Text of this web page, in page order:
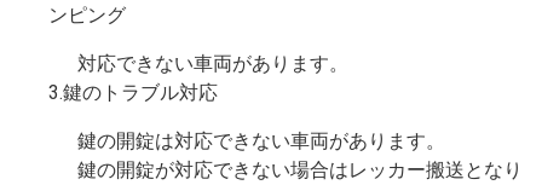
ンピング
対応できない車両があります。
3.鍵のトラブル対応
鍵の開錠は対応できない車両があります。
鍵の開錠が対応できない場合はレッカー搬送となり